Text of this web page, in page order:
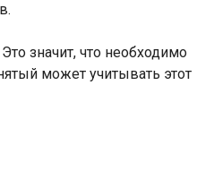
значит, что необходимо
может учитывать этот